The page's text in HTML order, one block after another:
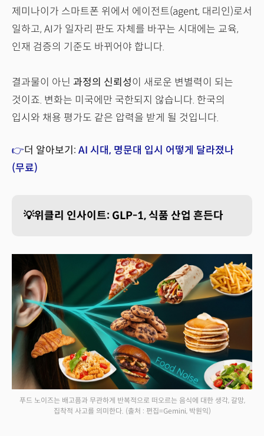
제미나이가 스마트폰 위에서 에이전트(agent, 대리인)로서
일하고, AI가 일자리 판도 자체를 바꾸는 시대에는 교육,
인재 검증의 기준도 바뀌어야 합니다.
결과물이 아닌 과정의 신뢰성이 새로운 변별력이 되는
것이죠. 변화는 미국에만 국한되지 않습니다. 한국의
입시와 채용 평가도 같은 압력을 받게 될 것입니다.
👉더 알아보기: AI 시대, 명문대 입시 어떻게 달라졌나
(무료)
💡위클리 인사이트: GLP-1, 식품 산업 흔든다
푸드 노이즈는 배고픔과 무관하게 반복적으로 떠오르는 음식에 대한 생각, 갈망,
집착적 사고를 의미한다. (출처 : 편집=Gemini, 박원익)